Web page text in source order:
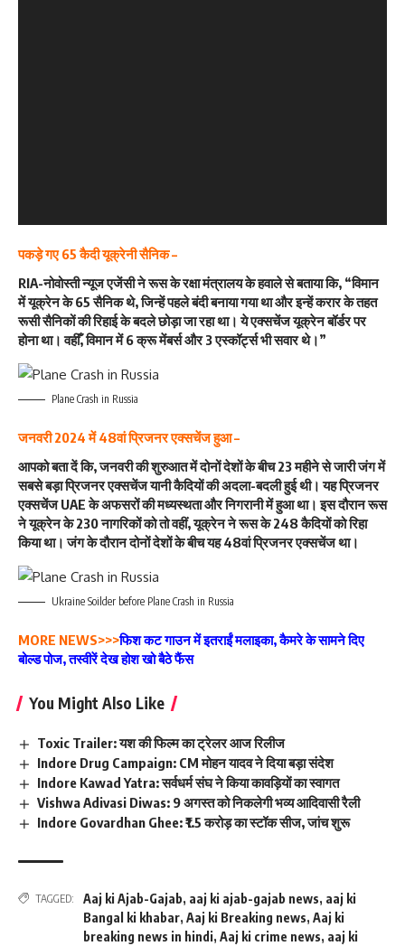
पकड़े गए 65 कैदी यूक्रेनी सैनिक –
RIA-नोवोस्ती न्यूज एजेंसी ने रूस के रक्षा मंत्रालय के हवाले से बताया कि, “विमान
में यूक्रेन के 65 सैनिक थे, जिन्हें पहले बंदी बनाया गया था और इन्हें करार के तहत
रूसी सैनिकों की रिहाई के बदले छोड़ा जा रहा था। ये एक्सचेंज यूक्रेन बॉर्डर पर
होना था। वहीँ, विमान में 6 क्रू मेंबर्स और 3 एस्कॉर्ट्स भी सवार थे।”
Plane Crash in Russia
जनवरी 2024 में 48वां प्रिजनर एक्सचेंज हुआ –
आपको बता दें कि, जनवरी की शुरुआत में दोनों देशों के बीच 23 महीने से जारी जंग में
सबसे बड़ा प्रिजनर एक्सचेंज यानी कैदियों की अदला-बदली हुई थी। यह प्रिजनर
एक्सचेंज UAE के अफसरों की मध्यस्थता और निगरानी में हुआ था। इस दौरान रूस
ने यूक्रेन के 230 नागरिकों को तो वहीं, यूक्रेन ने रूस के 248 कैदियों को रिहा
किया था। जंग के दौरान दोनों देशों के बीच यह 48वां प्रिजनर एक्सचेंज था।
Ukraine Soilder before Plane Crash in Russia
MORE NEWS>>>फिश कट गाउन में इतराईं मलाइका, कैमरे के सामने दिए
बोल्ड पोज, तस्वीरें देख होश खो बैठे फैंस
You Might Also Like
Toxic Trailer: यश की फिल्म का ट्रेलर आज रिलीज
Indore Drug Campaign: CM मोहन यादव ने दिया बड़ा संदेश
Indore Kawad Yatra: सर्वधर्म संघ ने किया कावड़ियों का स्वागत
Vishwa Adivasi Diwas: 9 अगस्त को निकलेगी भव्य आदिवासी रैली
Indore Govardhan Ghee: ₹1.5 करोड़ का स्टॉक सीज, जांच शुरू
TAGGED: Aaj ki Ajab-Gajab, aaj ki ajab-gajab news, aaj ki
Bangal ki khabar, Aaj ki Breaking news, Aaj ki
breaking news in hindi, Aaj ki crime news, aaj ki